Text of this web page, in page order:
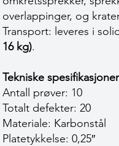
overlappinger, og
Transport: leveres i
16 kg).
Tekniske spesifikasjoner
Antall prøver: 10
Totalt defekter: 20
Materiale: Karbonstål
Platetykkelse: 0,25″